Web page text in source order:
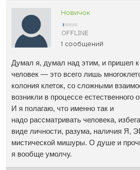
Новичок
1 сообщений
Думал я, думал над этим, и пришел к
человек — это всего лишь
колония клеток, со сложными
возникли в процессе естественного
И я полагаю, что именно так и
надо рассматривать человека,
виде личности, разума, наличия Я,
мистической мишуры. О душе и
я вообще умолчу.